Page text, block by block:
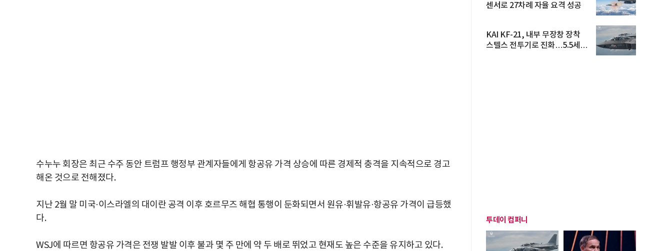
수누누 회장은 최근 수주 동안 트럼프 행정부 관계자들에게 항공유 가격 상승에 따른 경제적 충격을 지속적으로 경고
해온 것으로 전해졌다.
지난 2월 말 미국·이스라엘의 대이란 공격 이후 호르무즈 해협 통행이 둔화되면서 원유·휘발유·항공유 가격이 급등했
다.
WSJ에 따르면 항공유 가격은 전쟁 발발 이후 불과 몇 주 만에 약 두 배로 뛰었고 현재도 높은 수준을 유지하고 있다.
센서로 27차례 자율 요격 성공
KAI KF-21, 내부 무장창 장착
스텔스 전투기로 진화…5.5세대
투데이 컴퍼니